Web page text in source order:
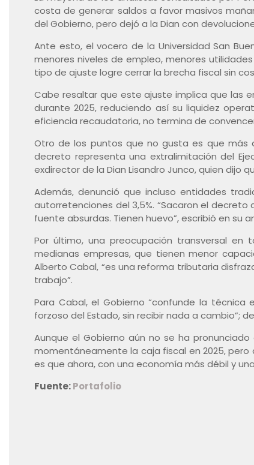
costa de generar saldos a favor masivos
del Gobierno, pero dejó a la Dian con
Ante esto, el vocero de la Universidad San
menores niveles de empleo, menores
tipo de ajuste logre cerrar la brecha fiscal sin
Cabe resaltar que este ajuste implica que las
durante 2025, reduciendo así su liquidez
eficiencia recaudatoria, no termina de
Otro de los puntos que no gusta es que más
decreto representa una extralimitación del
exdirector de la Dian Lisandro Junco, quien dijo
Además, denunció que incluso entidades
autorretenciones del 3,5%. “Sacaron el
fuente absurdas. Tienen huevo”, escribió en su
Por último, una preocupación transversal
medianas empresas, que tienen menor
Alberto Cabal, “es una reforma tributaria
trabajo”.
Para Cabal, el Gobierno “confunde la
forzoso del Estado, sin recibir nada a cambio”;
Aunque el Gobierno aún no se ha
momentáneamente la caja fiscal en 2025, pero
es que ahora, con una economía más débil y
Fuente:Portafolio